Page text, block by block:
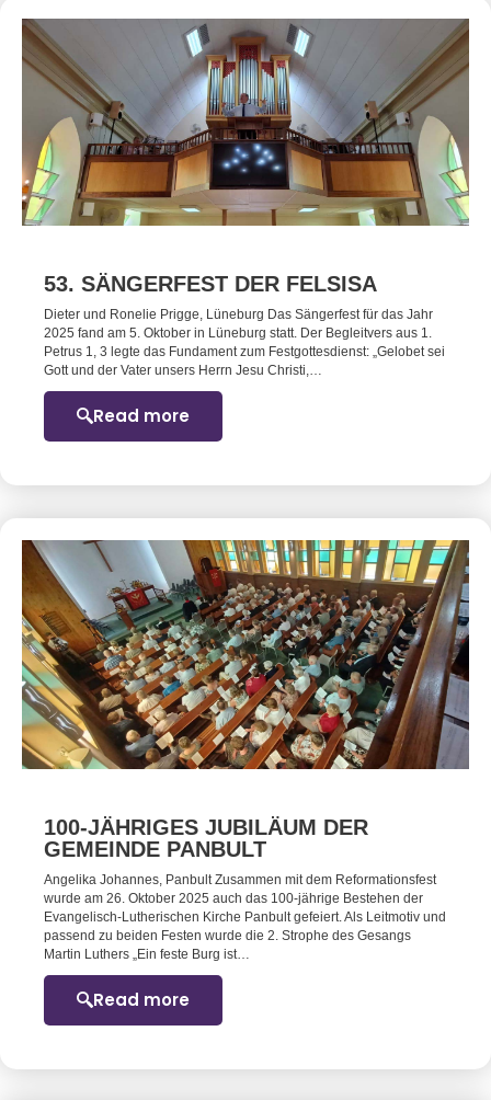
53. SÄNGERFEST DER FELSISA
Dieter und Ronelie Prigge, Lüneburg Das Sängerfest für das Jahr
2025 fand am 5. Oktober in Lüneburg statt. Der Begleitvers aus 1.
Petrus 1, 3 legte das Fundament zum Festgottesdienst: „Gelobet sei
Gott und der Vater unsers Herrn Jesu Christi,…
Read more
100-JÄHRIGES JUBILÄUM DER
GEMEINDE PANBULT
Angelika Johannes, Panbult Zusammen mit dem Reformationsfest
wurde am 26. Oktober 2025 auch das 100-jährige Bestehen der
Evangelisch-Lutherischen Kirche Panbult gefeiert. Als Leitmotiv und
passend zu beiden Festen wurde die 2. Strophe des Gesangs
Martin Luthers „Ein feste Burg ist…
Read more